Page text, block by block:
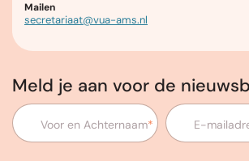
Mailen
secretariaat@vua-ams.nl
Meld je aan voor de
Voor en Achternaam* E-